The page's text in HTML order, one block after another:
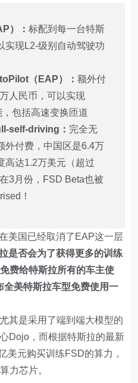
）：标配到每一台特斯
实现L2-级别自动驾驶功
（EAP）：额外付
人民币，可以实现
包括高速变换匝道
self-driving： 完全无
外付费，中国区是6.4万
高达1.2万美元（超过
3月份，FSD Beta也被
！
美国已经取消了EAP这一层
是否会为了获得更多的训练
费给特斯拉所有的车主使
全美特斯拉车型免费使用一
其是采用了端到端大模型的
Dojo，而根据特斯拉的最新
美元购买训练FSD的算力，
力芯片。